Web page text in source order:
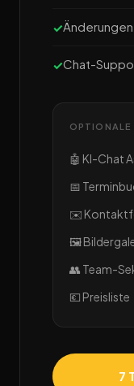
Chat-
🤖 KI-Chat
📅
✉️
🖼️
👥 Team-
💶 Preisliste
7